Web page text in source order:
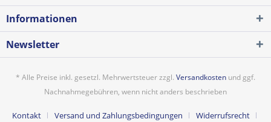
Informationen
Newsletter
* Alle Preise inkl. gesetzl. Mehrwertsteuer zzgl. Versandkosten und ggf.
Nachnahmegebühren, wenn nicht anders beschrieben
Kontakt Versand und Zahlungsbedingungen
Widerrufsrecht